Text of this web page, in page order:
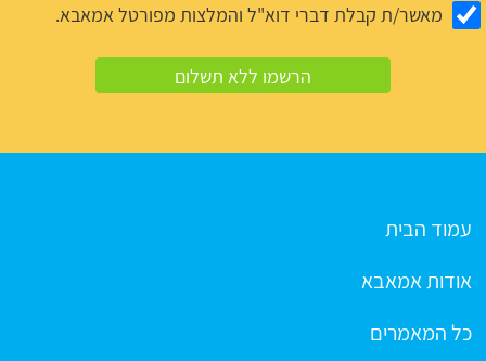
מאשר/ת קבלת דברי דוא"ל והמלצות מפורטל אמאבא.
עמוד הבית
אודות אמאבא
כל המאמרים